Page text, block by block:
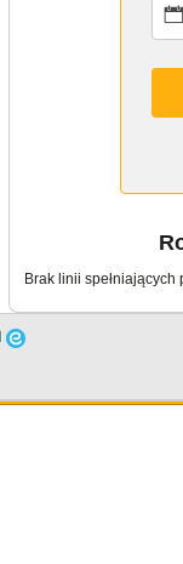
Brak linii spełniających